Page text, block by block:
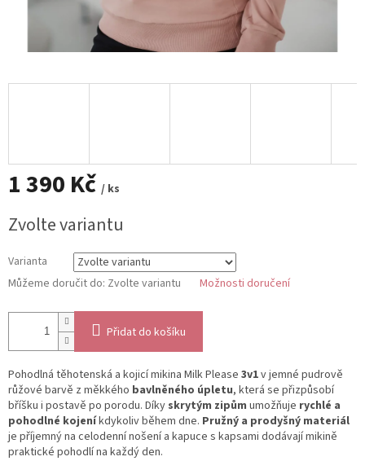
1 390 Kč / ks
cena:
Zvolte variantu
Varianta
Můžeme doručit do: Zvolte variantu Možnosti doručení
Přidat do košíku
Pohodlná těhotenská a kojicí mikina Milk Please 3v1v jemné pudrově
růžové barvě z měkkého bavlněného úpletu, která se přizpůsobí
bříšku i postavě po porodu. Díky skrytým zipům umožňuje rychlé a
pohodlné kojeníkdykoliv během dne. Pružný a prodyšný materiál
je příjemný na celodenní nošení a kapuce s kapsami dodávají mikině
praktické pohodlí na každý den.